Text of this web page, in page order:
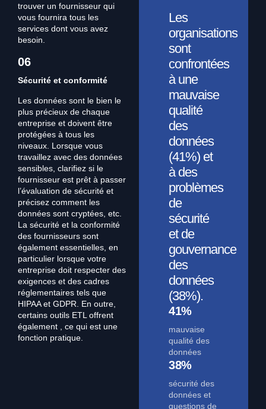
trouver un fournisseur qui
vous fournira tous les
services dont vous avez
besoin.
06
Sécurité et conformité
Les données sont le bien le
plus précieux de chaque
entreprise et doivent être
protégées à tous les
niveaux. Lorsque vous
travaillez avec des données
sensibles, clarifiez si le
fournisseur est prêt à passer
l’évaluation de sécurité et
précisez comment les
données sont cryptées, etc.
La sécurité et la conformité
des fournisseurs sont
également essentielles, en
particulier lorsque votre
entreprise doit respecter des
exigences et des cadres
réglementaires tels que
HIPAA et GDPR. En outre,
certains outils ETL offrent
également , ce qui est une
fonction pratique.
Les
organisations
sont
confrontées
à une
mauvaise
qualité
des
données
(41%) et
à des
problèmes
de
sécurité
et de
gouvernance
des
données
(38%).
41%
mauvaise
qualité des
données
38%
sécurité des
données et
questions de